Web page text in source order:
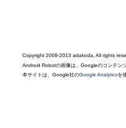
Copyright 2008-2013 adakoda, All rights
Android Robotの画像は、Googleのコンテン
本サイトは、Google社のGoogle Analyticsを